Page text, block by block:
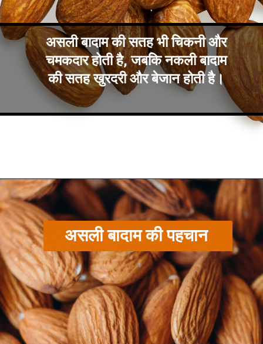
असली बादाम की सतह भी चिकनी और
चमकदार होती है, जबकि नकली बादाम
की सतह खुरदरी और बेजान होती है।
असली बादाम की पहचान